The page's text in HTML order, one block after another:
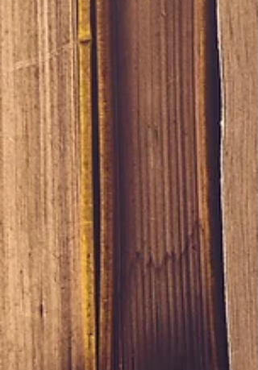
Profesora: Concha Lobejón "En estos tiempos
los libros encarnan la diversidad del ingenio humano,
dando cuerpo a la riqueza...